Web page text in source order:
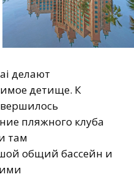
делают
детище. К
пляжного клуба
там
общий бассейн и